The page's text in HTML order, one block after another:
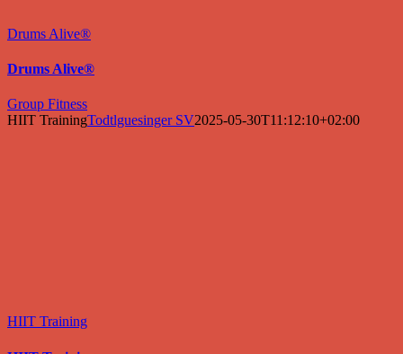
Drums Alive®
Drums Alive®
Group Fitness
HIIT TrainingTodtlguesinger SV2025-05-30T11:12:10+02:00
HIIT Training